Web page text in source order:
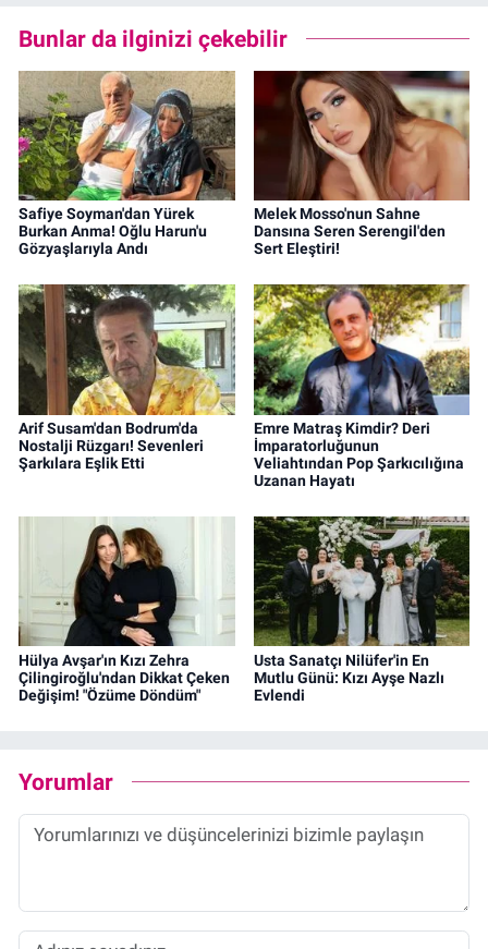
Bunlar da ilginizi çekebilir
Safiye Soyman'dan Yürek
Burkan Anma! Oğlu Harun'u
Gözyaşlarıyla Andı
Melek Mosso'nun Sahne
Dansına Seren Serengil'den
Sert Eleştiri!
Arif Susam'dan Bodrum'da
Nostalji Rüzgarı! Sevenleri
Şarkılara Eşlik Etti
Emre Matraş Kimdir? Deri
İmparatorluğunun
Veliahtından Pop Şarkıcılığına
Uzanan Hayatı
Hülya Avşar'ın Kızı Zehra
Çilingiroğlu'ndan Dikkat Çeken
Değişim! "Özüme Döndüm"
Usta Sanatçı Nilüfer'in En
Mutlu Günü: Kızı Ayşe Nazlı
Evlendi
Yorumlar